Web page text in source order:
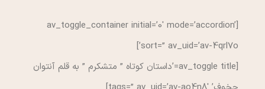
[av_toggle_container initial=’0′ mode=’accordion’
sort=” av_uid=’av-4qrl7o’]
[av_toggle title=’داستان کوتاه ” متشکرم ” به قلم آنتوان